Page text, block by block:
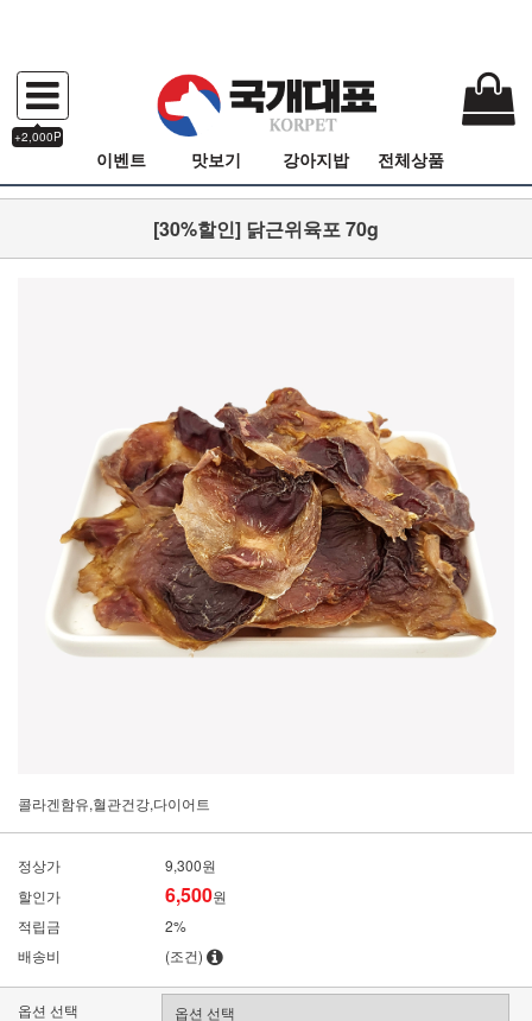
+2,000P
이벤트 맛보기 강아지밥 전체상품
[30%할인] 닭근위육포 70g
콜라겐함유,혈관건강,다이어트
정상가
9,300원
할인가
6,500원
적립금
2%
배송비
(조건)
옵션 선택